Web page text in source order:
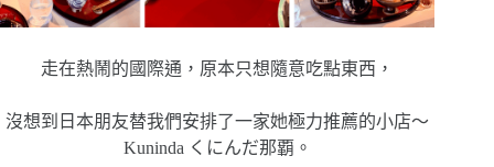
走在熱鬧的國際通，原本只想隨意吃點東西，
沒想到日本朋友替我們安排了一家她極力推薦的小店～
Kuninda くにんだ那覇。